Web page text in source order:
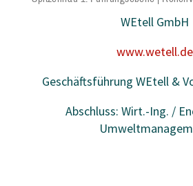
WEtell GmbH
www.wetell.de
Geschäftsführung WEtell &
Abschluss: Wirt.-Ing. /